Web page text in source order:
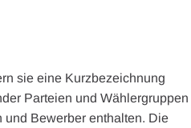
sie eine Kurzbezeichnung
Parteien und Wählergruppen
Bewerber enthalten. Die